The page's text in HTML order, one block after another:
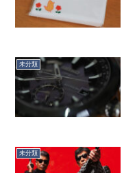
未分類
未分類